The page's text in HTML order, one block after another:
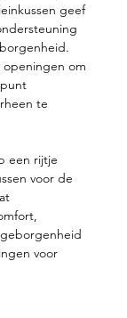
geef
openingen om
te
een rijtje
voor de
voor